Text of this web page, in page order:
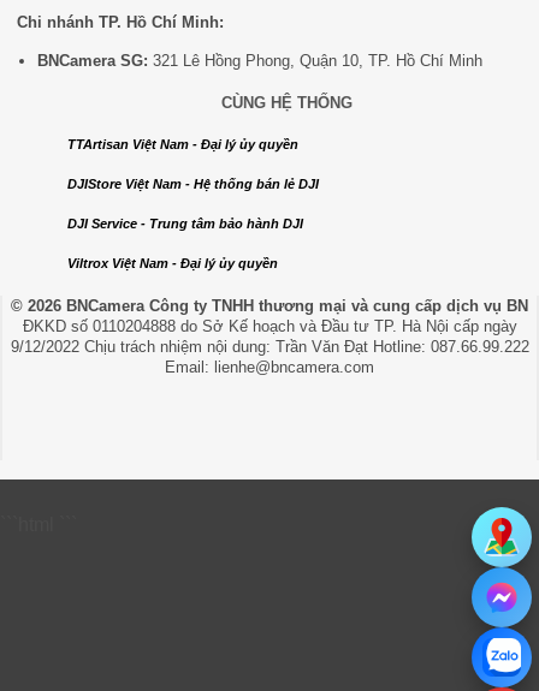
Chi nhánh TP. Hồ Chí Minh:
BNCamera SG: 321 Lê Hồng Phong, Quận 10, TP. Hồ Chí Minh
CÙNG HỆ THỐNG
TTArtisan Việt Nam - Đại lý ủy quyền
DJIStore Việt Nam - Hệ thống bán lẻ DJI
DJI Service - Trung tâm bảo hành DJI
Viltrox Việt Nam - Đại lý ủy quyền
© 2026 BNCamera Công ty TNHH thương mại và cung cấp dịch vụ BN
ĐKKD số 0110204888 do Sở Kế hoạch và Đầu tư TP. Hà Nội cấp ngày
9/12/2022 Chịu trách nhiệm nội dung: Trần Văn Đạt Hotline: 087.66.99.222
Email: lienhe@bncamera.com